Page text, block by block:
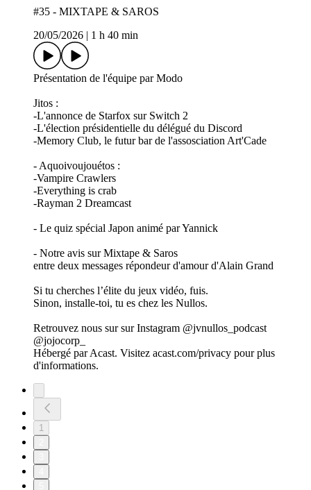
#35 - MIXTAPE & SAROS
20/05/2026
1 h 40 min
Présentation de l'équipe par Modo
Jitos :
-L'annonce de Starfox sur Switch 2
-L'élection présidentielle du délégué du Discord
-Memory Club, le futur bar de l'assosciation Art'Cade
- Aquoivoujouétos :
-Vampire Crawlers
-Everything is crab
-Rayman 2 Dreamcast
- Le quiz spécial Japon animé par Yannick
- Notre avis sur Mixtape & Saros
entre deux messages répondeur d'amour d'Alain Grand
Si tu cherches l’élite du jeux vidéo, fuis.
Sinon, installe-toi, tu es chez les Nullos.
Retrouvez nous sur sur Instagram @jvnullos_podcast
@jojocorp_
Hébergé par Acast. Visitez acast.com/privacy pour plus
d'informations.
1